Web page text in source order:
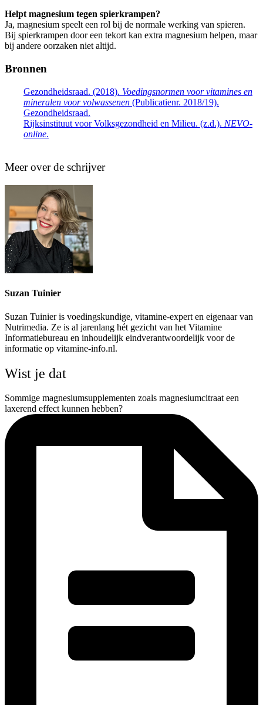
Helpt magnesium tegen spierkrampen?
Ja, magnesium speelt een rol bij de normale werking van spieren.
Bij spierkrampen door een tekort kan extra magnesium helpen, maar
bij andere oorzaken niet altijd.
Bronnen
Gezondheidsraad. (2018). Voedingsnormen voor vitamines en
mineralen voor volwassenen (Publicatienr. 2018/19).
Gezondheidsraad.
Rijksinstituut voor Volksgezondheid en Milieu. (z.d.). NEVO-
online.
Meer over de schrijver
Suzan Tuinier
Suzan Tuinier is voedingskundige, vitamine-expert en eigenaar van
Nutrimedia. Ze is al jarenlang hét gezicht van het Vitamine
Informatiebureau en inhoudelijk eindverantwoordelijk voor de
informatie op vitamine-info.nl.
Wist je dat
Sommige magnesiumsupplementen zoals magnesiumcitraat een
laxerend effect kunnen hebben?